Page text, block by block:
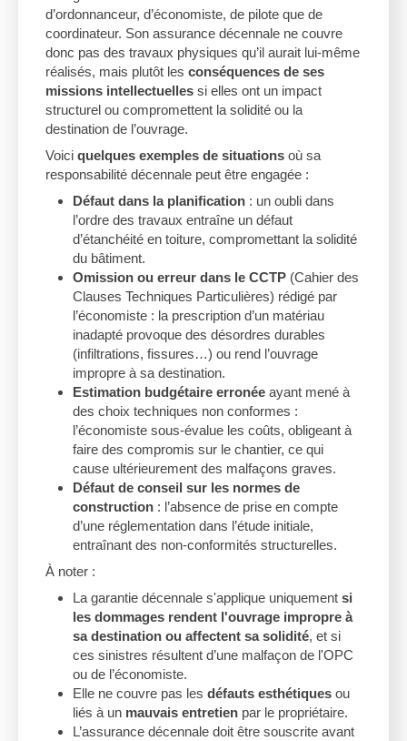
d’ordonnanceur, d’économiste, de pilote que de
coordinateur. Son assurance décennale ne couvre
donc pas des travaux physiques qu’il aurait lui-même
réalisés, mais plutôt les conséquences de ses
missions intellectuelles si elles ont un impact
structurel ou compromettent la solidité ou la
destination de l’ouvrage.
Voici quelques exemples de situations où sa
responsabilité décennale peut être engagée :
Défaut dans la planification : un oubli dans
l’ordre des travaux entraîne un défaut
d’étanchéité en toiture, compromettant la solidité
du bâtiment.
Omission ou erreur dans le CCTP (Cahier des
Clauses Techniques Particulières) rédigé par
l’économiste : la prescription d’un matériau
inadapté provoque des désordres durables
(infiltrations, fissures…) ou rend l’ouvrage
impropre à sa destination.
Estimation budgétaire erronée ayant mené à
des choix techniques non conformes :
l’économiste sous-évalue les coûts, obligeant à
faire des compromis sur le chantier, ce qui
cause ultérieurement des malfaçons graves.
Défaut de conseil sur les normes de
construction : l’absence de prise en compte
d’une réglementation dans l’étude initiale,
entraînant des non-conformités structurelles.
À noter :
La garantie décennale s'applique uniquement si
les dommages rendent l'ouvrage impropre à
sa destination ou affectent sa solidité, et si
ces sinistres résultent d’une malfaçon de l'OPC
ou de l’économiste.
Elle ne couvre pas les défauts esthétiques ou
liés à un mauvais entretien par le propriétaire.
L’assurance décennale doit être souscrite avant